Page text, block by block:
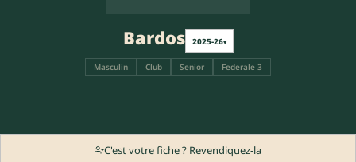
Bardos 2025-26▾
Masculin Club Senior Federale 3
C'est votre fiche ? Revendiquez-la